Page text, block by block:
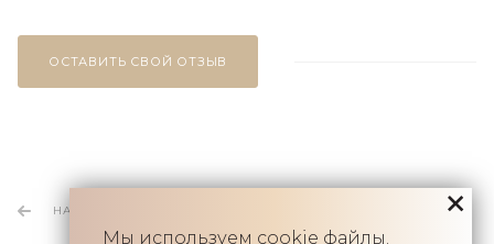
ОСТАВИТЬ СВОЙ ОТЗЫВ
НАЗАД К СПИСКУ
Мы используем cookie файлы.